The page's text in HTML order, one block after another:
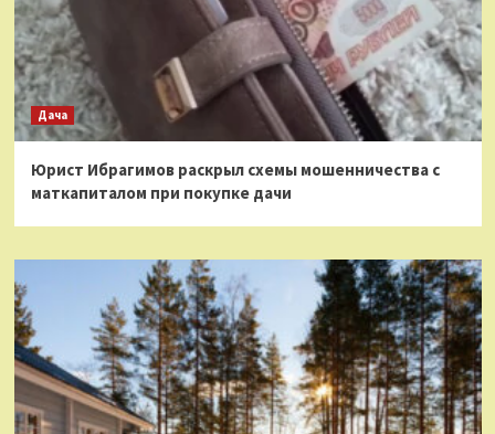
Дача
Юрист Ибрагимов раскрыл схемы мошенничества с
маткапиталом при покупке дачи